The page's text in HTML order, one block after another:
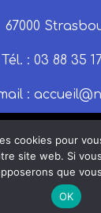
67000
Tél. : 03 88 35
:
| Un site
Mentions
cookies pour
site web. Si
que
OK